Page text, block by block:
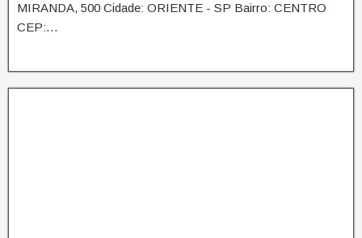
MIRANDA, 500 Cidade: ORIENTE - SP Bairro: CENTRO
CEP:…